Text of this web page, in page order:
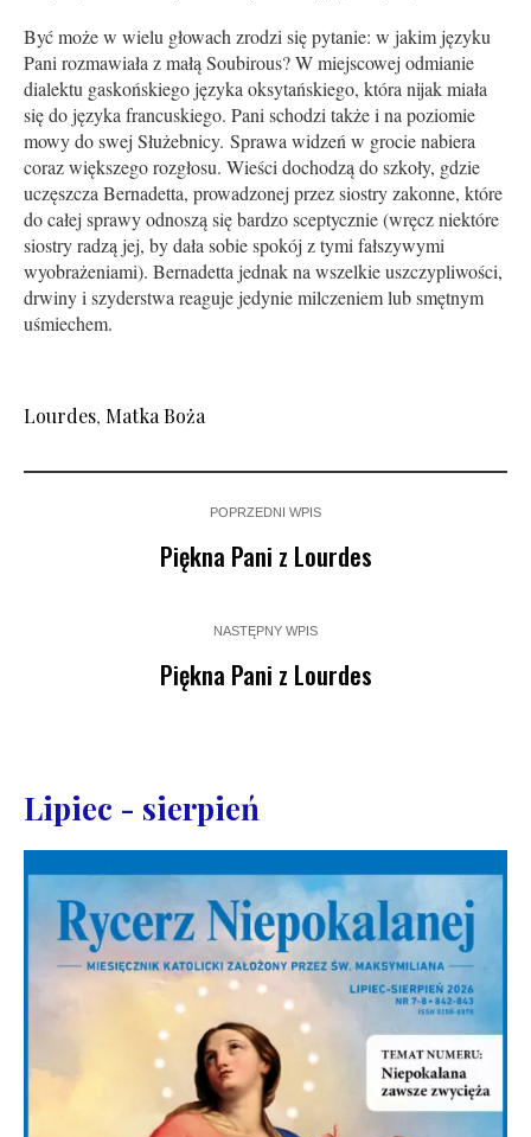
Być może w wielu głowach zrodzi się pytanie: w jakim języku
Pani rozmawiała z małą Soubirous? W miejscowej odmianie
dialektu gaskońskiego języka oksytańskiego, która nijak miała
się do języka francuskiego. Pani schodzi także i na poziomie
mowy do swej Służebnicy. Sprawa widzeń w grocie nabiera
coraz większego rozgłosu. Wieści dochodzą do szkoły, gdzie
uczęszcza Bernadetta, prowadzonej przez siostry zakonne, które
do całej sprawy odnoszą się bardzo sceptycznie (wręcz niektóre
siostry radzą jej, by dała sobie spokój z tymi fałszywymi
wyobrażeniami). Bernadetta jednak na wszelkie uszczypliwości,
drwiny i szyderstwa reaguje jedynie milczeniem lub smętnym
uśmiechem.
Lourdes, Matka Boża
POPRZEDNI WPIS
Piękna Pani z Lourdes
NASTĘPNY WPIS
Piękna Pani z Lourdes
Lipiec - sierpień